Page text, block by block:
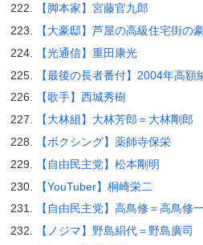
【脚本家】宮藤官九郎
【大豪邸】芦屋の高級住宅街の
【光通信】重田康光
【最後の長者番付】2004年高額
【歌手】西城秀樹
【大林組】大林芳郎＝大林剛郎
【ボクシング】薬師寺保栄
【自由民主党】松本剛明
【YouTuber】桐崎栄二
【自由民主党】高鳥修＝高鳥修
【ノジマ】野島絹代＝野島廣司